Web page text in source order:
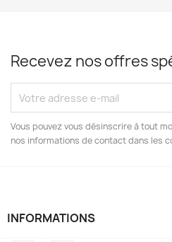
Recevez nos offres
Vous pouvez vous désinscrire à tout
nos informations de contact dans les
INFORMATIONS